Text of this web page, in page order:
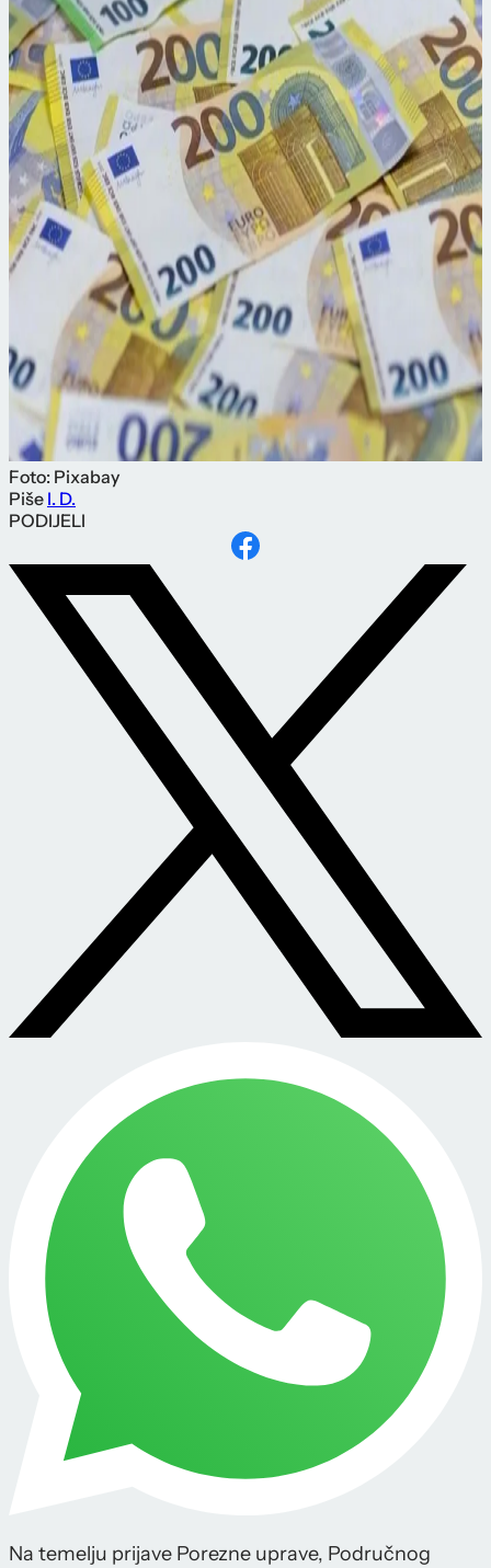
Foto: Pixabay
Piše I. D.
PODIJELI
Na temelju prijave Porezne uprave, Područnog